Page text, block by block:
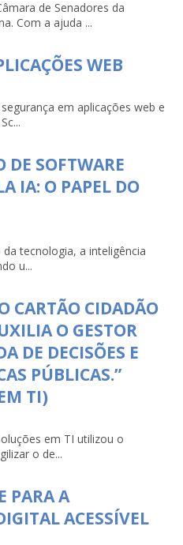
de Senadores da
Com a ajuda ...
WEB
em aplicações web e
DE SOFTWARE
IA: O PAPEL DO
tecnologia, a inteligência
u...
CARTÃO CIDADÃO
O GESTOR
DE DECISÕES E
PÚBLICAS.”
TI)
em TI utilizou o
o de...
PARA A
ACESSÍVEL